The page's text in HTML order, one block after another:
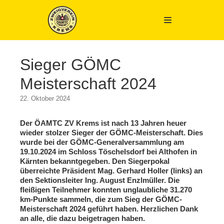
Sieger GÖMC
Meisterschaft 2024
22. Oktober 2024
Der ÖAMTC ZV Krems ist nach 13 Jahren heuer
wieder stolzer Sieger der GÖMC-Meisterschaft. Dies
wurde bei der GÖMC-Generalversammlung am
19.10.2024 im Schloss Töschelsdorf bei Althofen in
Kärnten bekanntgegeben. Den Siegerpokal
überreichte Präsident Mag. Gerhard Holler (links) an
den Sektionsleiter Ing. August Enzlmüller. Die
fleißigen Teilnehmer konnten unglaubliche 31.270
km-Punkte sammeln, die zum Sieg der GÖMC-
Meisterschaft 2024 geführt haben. Herzlichen Dank
an alle, die dazu beigetragen haben.